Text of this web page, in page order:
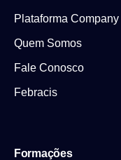
Plataforma Company
Quem Somos
Fale Conosco
Febracis
Formações